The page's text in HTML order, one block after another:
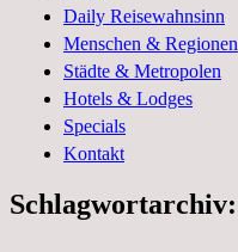
Daily Reisewahnsinn
Menschen & Regionen
Städte & Metropolen
Hotels & Lodges
Specials
Kontakt
Schlagwortarchiv: